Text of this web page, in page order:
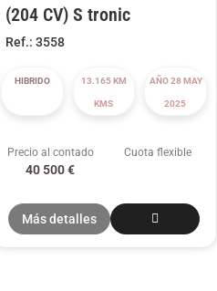
(204 CV) S tronic
Ref.: 3558
HIBRIDO 13.165 KM
KMS
AÑO 28 MAY
2025
Precio al contado Cuota flexible
40 500€
Más detalles